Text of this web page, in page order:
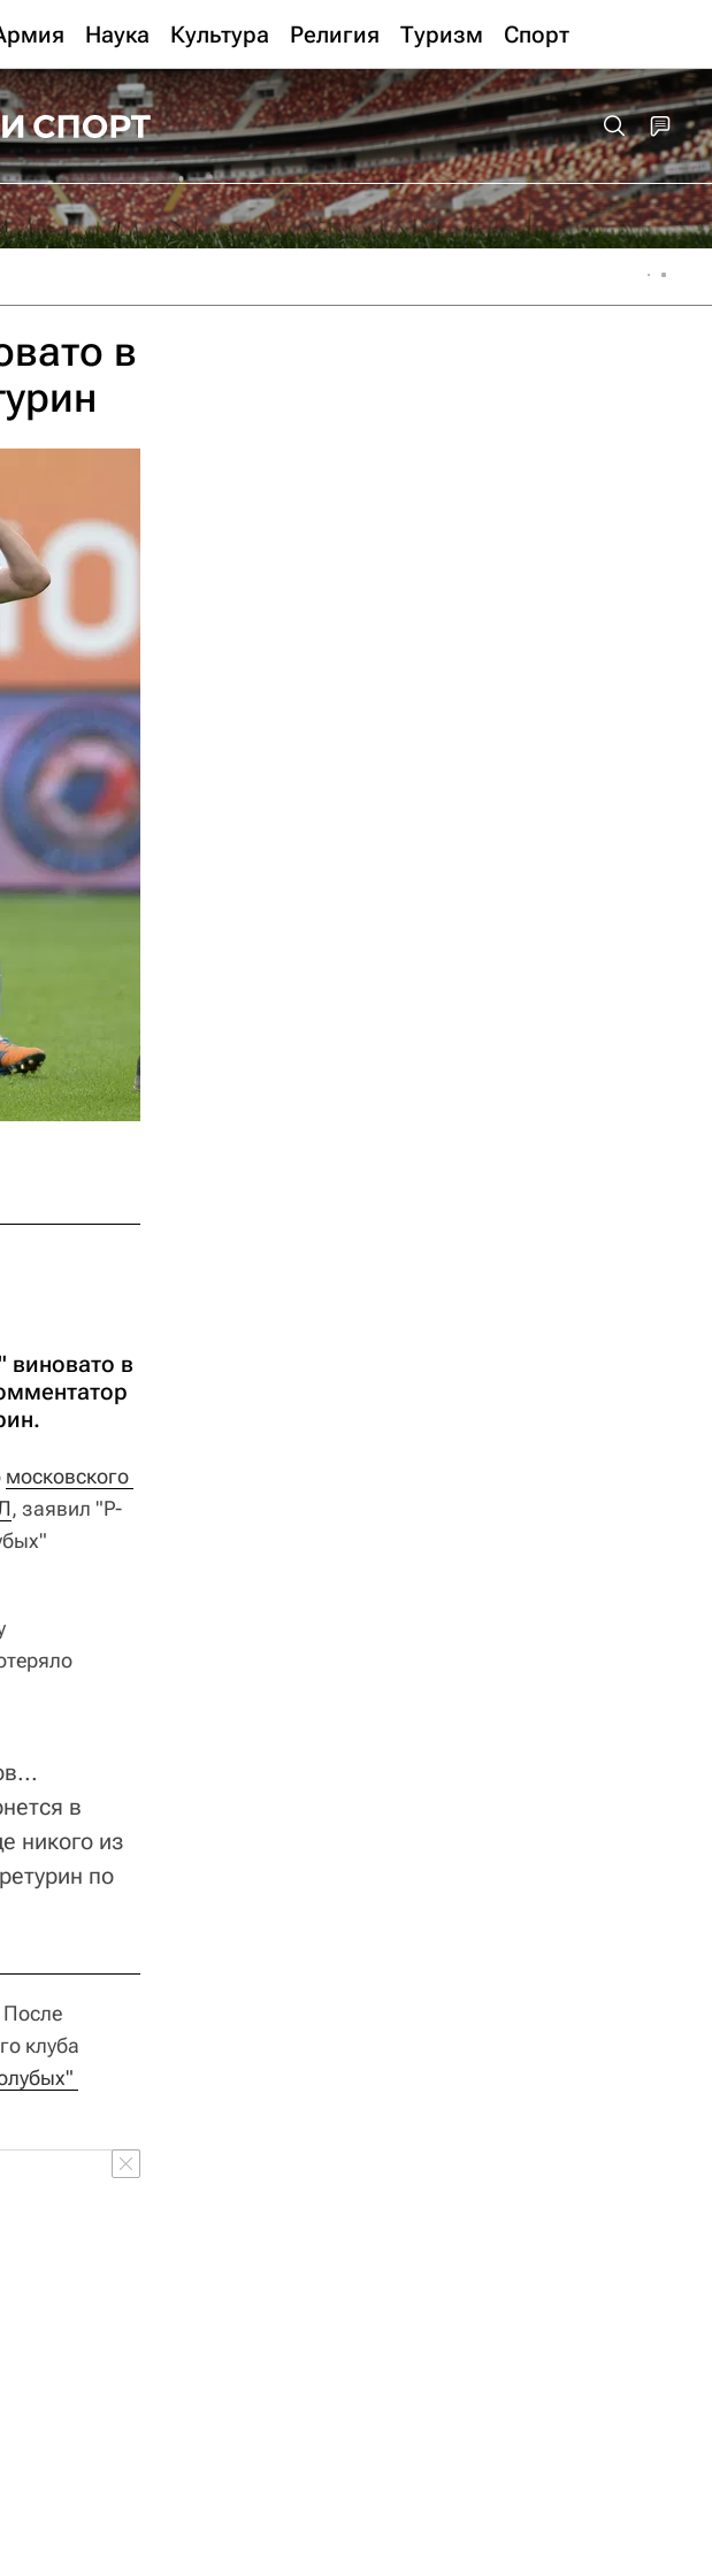
Наука Культура Религия Туризм Спорт
в
виновато в
московского
, заявил "Р-
в
никого из
по
После
клуба